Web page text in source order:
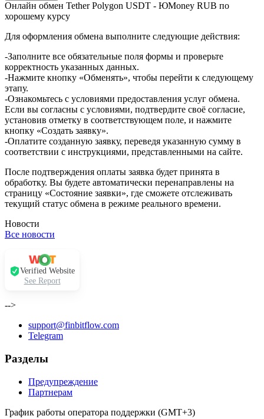
Онлайн обмен Tether Polygon USDT - ЮMoney RUB по
хорошему курсу
Для оформления обмена выполните следующие действия:
-Заполните все обязательные поля формы и проверьте
корректность указанных данных.
-Нажмите кнопку «Обменять», чтобы перейти к следующему
этапу.
-Ознакомьтесь с условиями предоставления услуг обмена.
Если вы согласны с условиями, подтвердите своё согласие,
установив отметку в соответствующем поле, и нажмите
кнопку «Создать заявку».
-Оплатите созданную заявку, переведя указанную сумму в
соответствии с инструкциями, представленными на сайте.
После подтверждения оплаты заявка будет принята в
обработку. Вы будете автоматически перенаправлены на
страницу «Состояние заявки», где сможете отслеживать
текущий статус обмена в режиме реального времени.
Новости
Все новости
Verified Website
See Report
-->
support@finbitflow.com
Telegram
Разделы
Предупреждение
Партнерам
График работы оператора поддержки (GMT+3)